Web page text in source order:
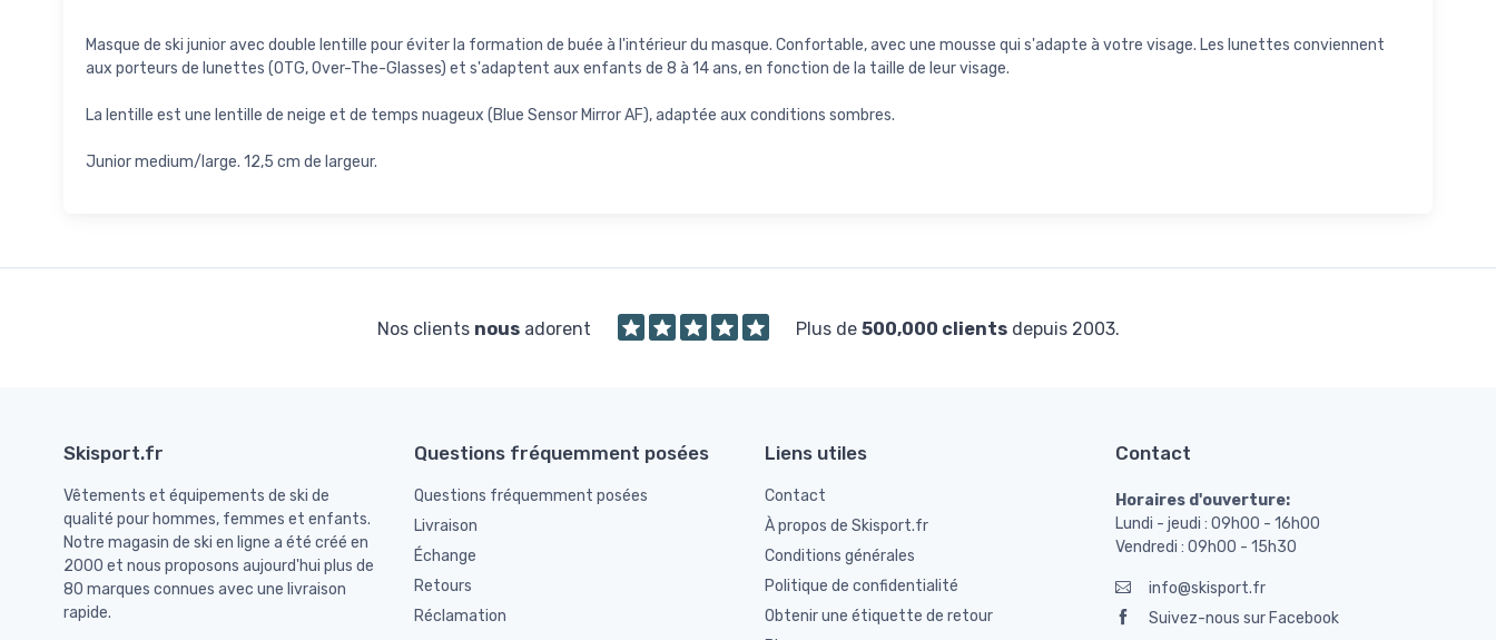
Masque de ski junior avec double lentille pour éviter la formation de buée à l'intérieur du masque. Confortable, avec une mousse qui s'adapte à votre visage. Les lunettes conviennent
aux porteurs de lunettes (OTG, Over-The-Glasses) et s'adaptent aux enfants de 8 à 14 ans, en fonction de la taille de leur visage.
La lentille est une lentille de neige et de temps nuageux (Blue Sensor Mirror AF), adaptée aux conditions sombres.
Junior medium/large. 12,5 cm de largeur.
Nos clients nousadorent Plus de 500,000 clientsdepuis 2003.
Skisport.fr
Vêtements et équipements de ski de
qualité pour hommes, femmes et enfants.
Notre magasin de ski en ligne a été créé en
2000 et nous proposons aujourd'hui plus de
80 marques connues avec une livraison
rapide.
Questions fréquemment posées
Questions fréquemment posées
Livraison
Échange
Retours
Réclamation
Liens utiles
Contact
À propos de Skisport.fr
Conditions générales
Politique de confidentialité
Obtenir une étiquette de retour
Contact
Horaires d'ouverture:
Lundi - jeudi : 09h00 - 16h00
Vendredi : 09h00 - 15h30
info@skisport.fr
Suivez-nous sur Facebook